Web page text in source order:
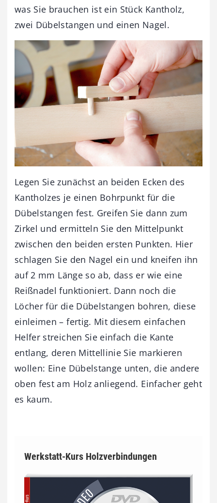
was Sie brauchen ist ein Stück Kantholz,
zwei Dübelstangen und einen Nagel.
Legen Sie zunächst an beiden Ecken des
Kantholzes je einen Bohrpunkt für die
Dübelstangen fest. Greifen Sie dann zum
Zirkel und ermitteln Sie den Mittelpunkt
zwischen den beiden ersten Punkten. Hier
schlagen Sie den Nagel ein und kneifen ihn
auf 2 mm Länge so ab, dass er wie eine
Reißnadel funktioniert. Dann noch die
Löcher für die Dübelstangen bohren, diese
einleimen – fertig. Mit diesem einfachen
Helfer streichen Sie einfach die Kante
entlang, deren Mittellinie Sie markieren
wollen: Eine Dübelstange unten, die andere
oben fest am Holz anliegend. Einfacher geht
es kaum.
Werkstatt-Kurs Holzverbindungen